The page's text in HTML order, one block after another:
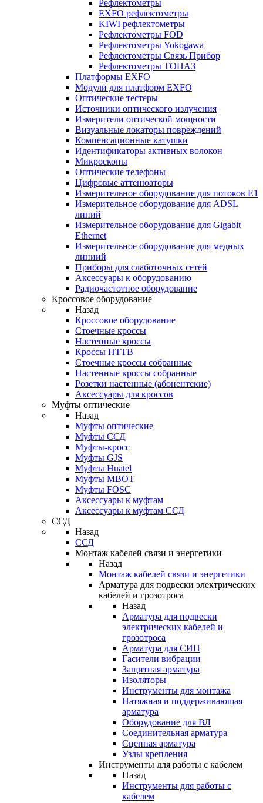
Рефлектометры
EXFO рефлектометры
KIWI рефлектометры
Рефлектометры FOD
Рефлектометры Yokogawa
Рефлектометры Связь Прибор
Рефлектометры ТОПАЗ
Платформы EXFO
Модули для платформ EXFO
Оптические тестеры
Источники оптического излучения
Измерители оптической мощности
Визуальные локаторы повреждений
Компенсационные катушки
Идентификаторы активных волокон
Микроскопы
Оптические телефоны
Цифровые аттенюаторы
Измерительное оборудование для потоков Е1
Измерительное оборудование для ADSL
линий
Измерительное оборудование для Gigabit
Ethernet
Измерительное оборудование для медных
линиий
Приборы для слаботочных сетей
Аксессуары к оборудованию
Радиочастотное оборудование
Кроссовое оборудование
Назад
Кроссовое оборудование
Стоечные кроссы
Настенные кроссы
Кроссы HTTB
Стоечные кроссы собранные
Настенные кроссы собранные
Розетки настенные (абонентские)
Аксессуары для кроссов
Муфты оптические
Назад
Муфты оптические
Муфты ССД
Муфты-кросс
Муфты GJS
Муфты Huatel
Муфты МВОТ
Муфты FOSC
Аксессуары к муфтам
Аксессуары к муфтам ССД
ССД
Назад
ССД
Монтаж кабелей связи и энергетики
Назад
Монтаж кабелей связи и энергетики
Арматура для подвески электрических
кабелей и грозотроса
Назад
Арматура для подвески
электрических кабелей и
грозотроса
Арматура для СИП
Гасители вибрации
Защитная арматура
Изоляторы
Инструменты для монтажа
Натяжная и поддерживающая
арматура
Оборудование для ВЛ
Соединительная арматура
Сцепная арматура
Узлы крепления
Инструменты для работы с кабелем
Назад
Инструменты для работы с
кабелем